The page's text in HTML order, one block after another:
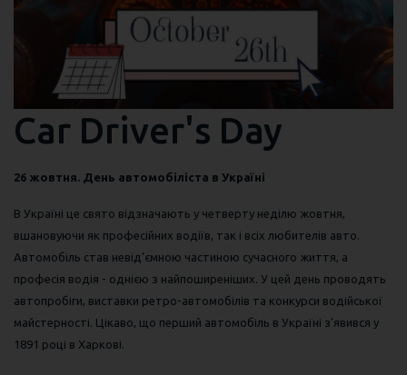
Car Driver's Day
26 жовтня. День автомобіліста в Україні
В Україні це свято відзначають у четверту неділю жовтня,
вшановуючи як професійних водіїв, так і всіх любителів авто.
Автомобіль став невід’ємною частиною сучасного життя, а
професія водія - однією з найпоширеніших. У цей день проводять
автопробіги, виставки ретро-автомобілів та конкурси водійської
майстерності. Цікаво, що перший автомобіль в Україні з’явився у
1891 році в Харкові.